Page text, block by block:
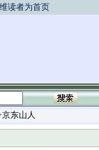
读者为首页
京东山人